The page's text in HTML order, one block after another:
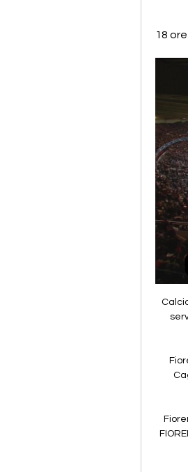
18
Calcio, Italia: risultati dal vivo Cagliari, punteggi, calendario I risultati del Cagliari è un servizio in tempo reale, si aggiorna in diretta. Prossime partite: 02.10. Fiorentina - Cagliari, 08.10. Cagliari - AS Roma, 22.10.

Fiorentina-Cagliari, diretta tv e streaming: dove vederla 8 lug 2020 — Fiorentina-Cagliari, diretta tv e streaming: Sky o DAZN? Dove vedere il match, valido per la trentesima giornata della Serie A 2019/20 Il ...

Fiorentina-Cagliari, dove vederla su Sky e DAZN? Canale 2 giorni fa — CALENDARIO FIORENTINA-CAGLIARI. Lunedì 2 ottobre. Ore 20.45 Fiorentina-Cagliari – Diretta Leggi tutte le notizie di oggi.